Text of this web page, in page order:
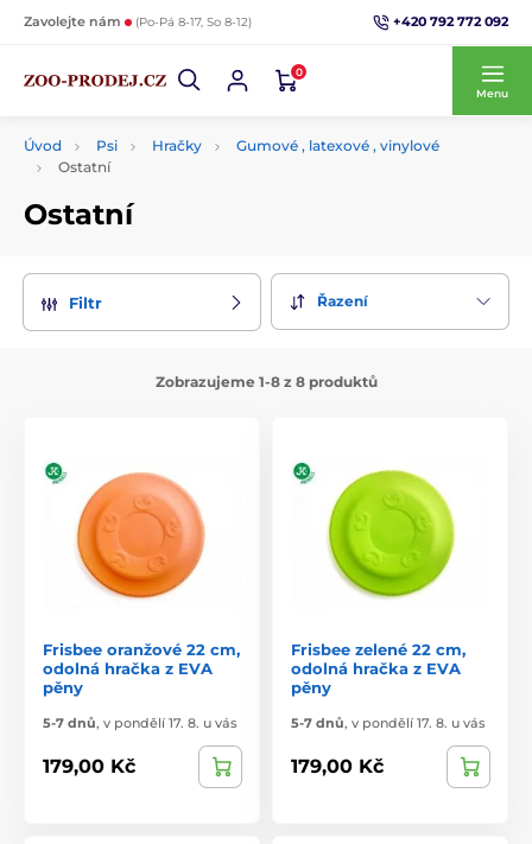
Zavolejte nám (Po-Pá 8-17, So 8-12) +420 792 772 092
0
Menu
Úvod Psi Hračky
Gumové , latexové , vinylové
Ostatní
Ostatní
Filtr Řazení
Zobrazujeme 1-8 z 8 produktů
Frisbee oranžové 22 cm,
odolná hračka z EVA
pěny
5-7 dnů, v pondělí 17. 8. u vás
179,00 Kč
Frisbee zelené 22 cm,
odolná hračka z EVA
pěny
5-7 dnů, v pondělí 17. 8. u vás
179,00 Kč